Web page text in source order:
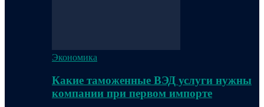
Экономика
Какие таможенные ВЭД услуги нужны
компании при первом импорте